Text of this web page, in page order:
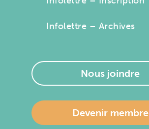
Infolettre – Archives
Nous joindre
Devenir membre